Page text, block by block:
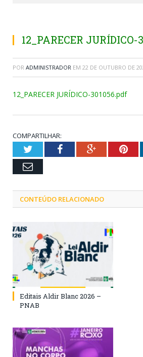
12_PARECER JURÍDICO-
POR ADMINISTRADOR EM 22 DE OUTUBRO DE
12_PARECER JURÍDICO-301056.pdf
COMPARTILHAR:
TwitterFacebookGoogle+
Email
CONTEÚDO RELACIONADO
Editais Aldir Blanc 2026 –
PNAB